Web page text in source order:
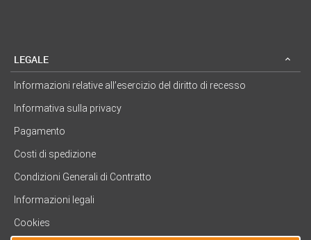
LEGALE
Informazioni relative all’esercizio del diritto di recesso
Informativa sulla privacy
Pagamento
Costi di spedizione
Condizioni Generali di Contratto
Informazioni legali
Cookies